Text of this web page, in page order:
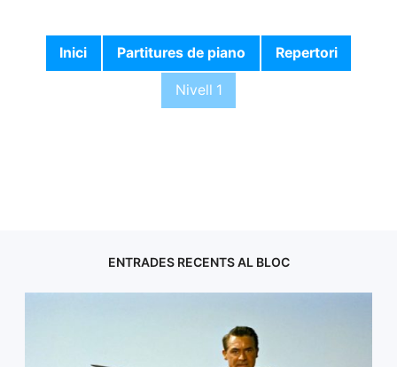
Inici Partitures de piano Repertori
Nivell 1
ENTRADES RECENTS AL BLOC